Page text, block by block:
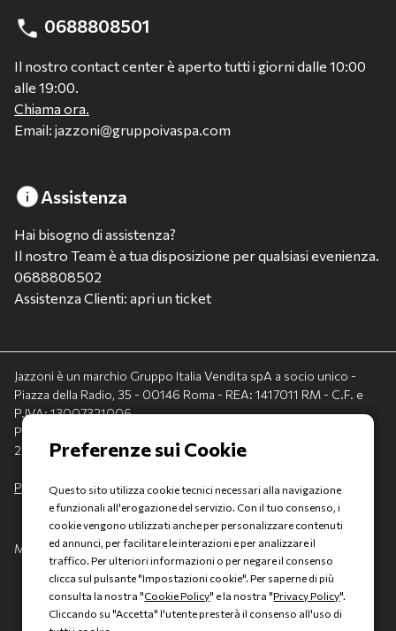
0688808501
Il nostro contact center è aperto tutti i giorni dalle 10:00
alle 19:00.
Chiama ora.
Email: jazzoni@gruppoivaspa.com
Assistenza
Hai bisogno di assistenza?
Il nostro Team è a tua disposizione per qualsiasi evenienza.
0688808502
Assistenza Clienti: apri un ticket
Jazzoni è un marchio Gruppo Italia Vendita spA a socio unico -
Piazza della Radio, 35 - 00146 Roma - REA: 1417011 RM - C.F. e
P.IVA: 13007321006
PEC: italiavenditauto@legalmail.it - Capitale sociale:
2.300.000,00 I.V.
Privacy policy -Cookie policy
Made with 💚 byAD HOC
Questo sito utilizza cookie tecnici necessari alla navigazione
e funzionali all'erogazione del servizio. Con il tuo consenso, i
cookie vengono utilizzati anche per personalizzare contenuti
ed annunci, per facilitare le interazioni e per analizzare il
traffico. Per ulteriori informazioni o per negare il consenso
clicca sul pulsante "Impostazioni cookie". Per saperne di più
consulta la nostra "Cookie Policy" e la nostra "Privacy Policy".
Cliccando su "Accetta" l'utente presterà il consenso all'uso di